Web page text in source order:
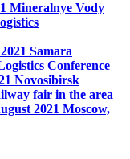
Mineralnye Vody
Samara
Conference
Novosibirsk
fair in the area
2021 Moscow,